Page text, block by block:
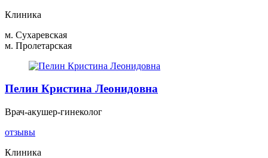
Клиника
м. Сухаревская
м. Пролетарская
Пелин Кристина Леонидовна
Врач-акушер-гинеколог
отзывы
Клиника